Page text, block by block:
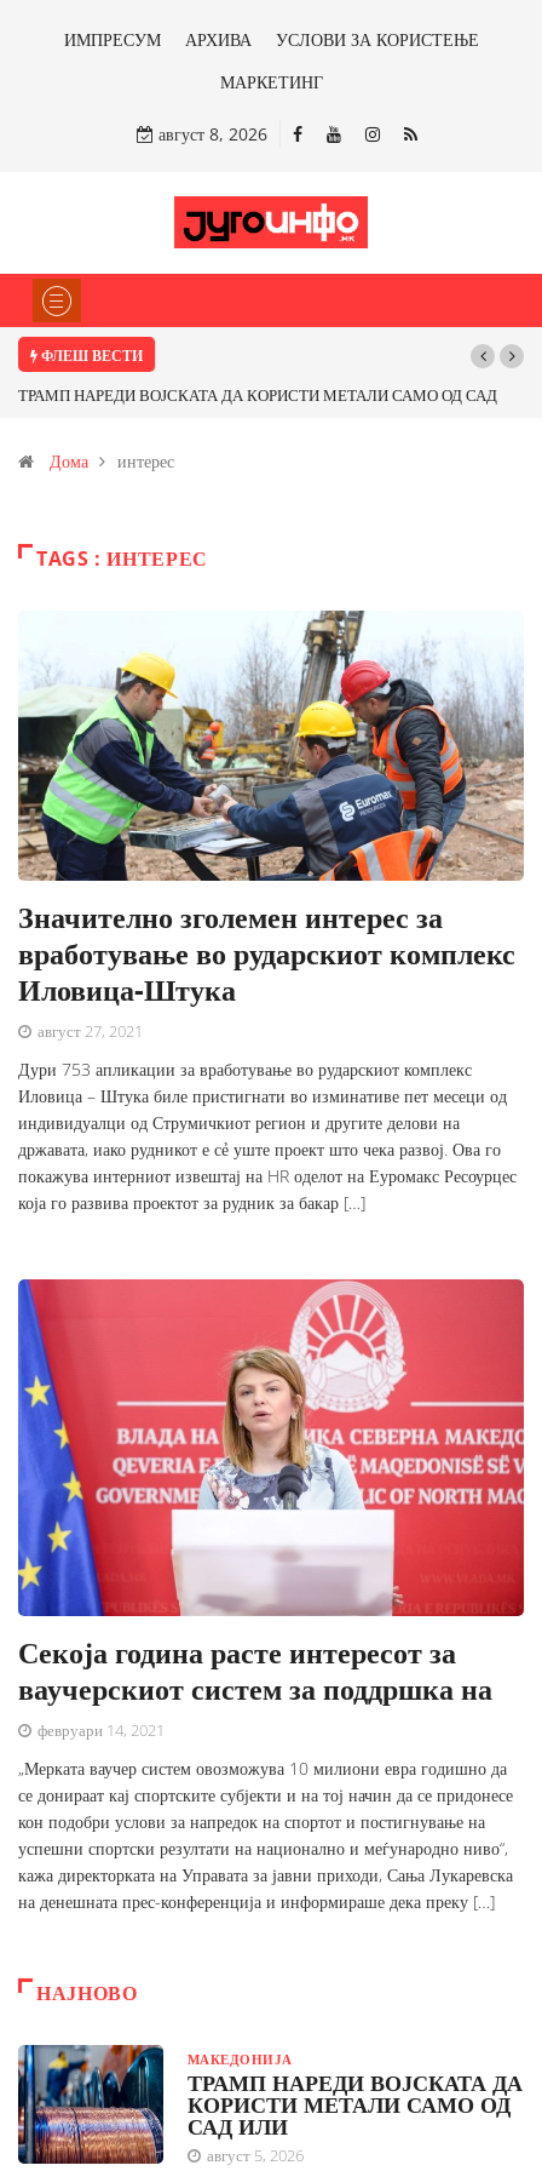
ИМПРЕСУМ АРХИВА
УСЛОВИ ЗА КОРИСТЕЊЕ
МАРКЕТИНГ
август 8, 2026
ФЛЕШ ВЕСТИ
НАРЕДИ ВОЈСКАТА ДА КОРИСТИ МЕТАЛИ САМО ОД САД
и со антимонот?
Дома интерес
TAGS : ИНТЕРЕС
Значително зголемен интерес за
вработување во рударскиот комплекс
Иловица-Штука
август 27, 2021
Дури 753 апликации за вработување во рударскиот комплекс
Иловица – Штука биле пристигнати во изминативе пет месеци од
индивидуалци од Струмичкиот регион и другите делови на
државата, иако рудникот е сẻ уште проект што чека развој. Ова го
покажува интерниот извештај на HR оделот на Еуромакс Ресоурцес
која го развива проектот за рудник за бакар […]
Секоја година расте интересот за
ваучерскиот систем за поддршка на
февруари 14, 2021
„Мерката ваучер систем овозможува 10 милиони евра годишно да
се донираат кај спортските субјекти и на тој начин да се придонесе
кон подобри услови за напредок на спортот и постигнување на
успешни спортски резултати на национално и меѓународно ниво“,
кажа директорката на Управата за јавни приходи, Сања Лукаревска
на денешната прес-конференција и информираше дека преку […]
НАЈНОВО
МАКЕДОНИЈА
ТРАМП НАРЕДИ ВОЈСКАТА ДА
КОРИСТИ МЕТАЛИ САМО ОД
САД ИЛИ
август 5, 2026